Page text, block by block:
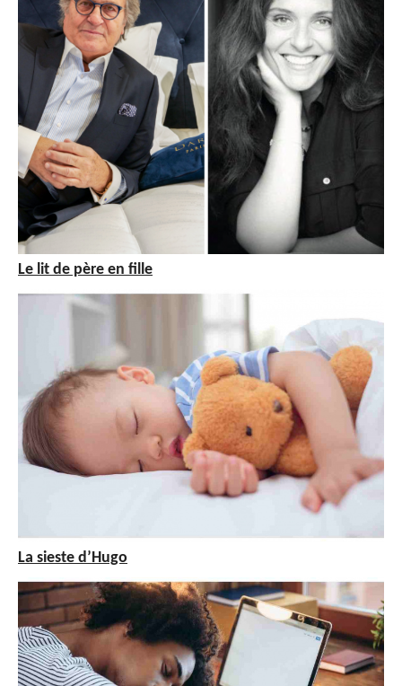
Le lit de père en fille
La sieste d’Hugo